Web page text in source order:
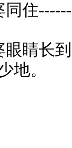
住-------
睛长到
地。